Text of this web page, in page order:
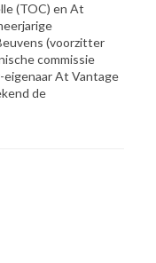
(TOC) en At
(voorzitter
commissie
eigenaar At Vantage
de